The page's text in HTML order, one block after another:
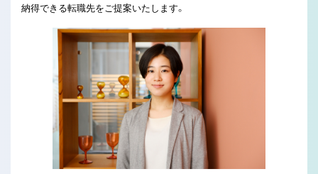
納得できる転職先をご提案いたします。